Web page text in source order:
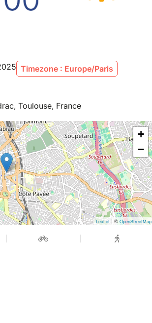
Timezone : Europe/Paris
Toulouse, France
+
−
Leaflet | ©OpenStreetMap